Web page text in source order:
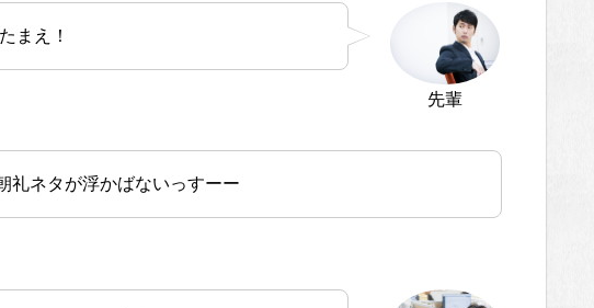
先輩
まえ！
礼ネタが浮かばないっすーー